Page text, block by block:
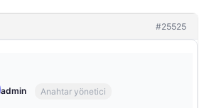
#25525
admin Anahtar yönetici